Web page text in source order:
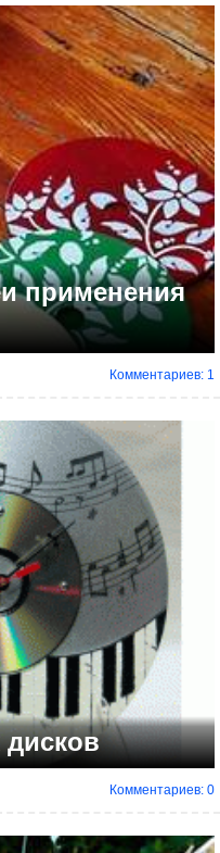
применения
Комментариев: 1
Комментариев: 0